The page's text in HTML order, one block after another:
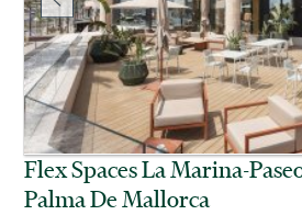
Flex Spaces La Marina-
Palma De Mallorca